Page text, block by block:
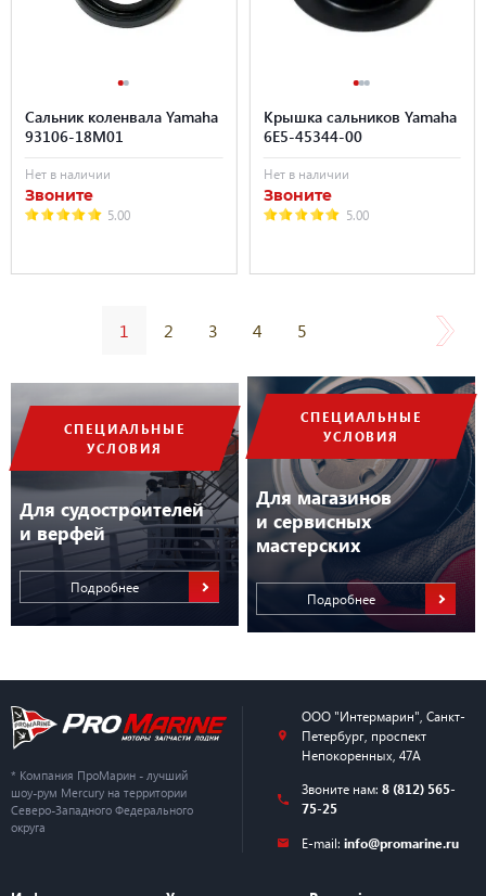
СПЕЦИАЛЬНЫЕ
УСЛОВИЯ
Для судостроителей
и верфей
Подробнее
СПЕЦИАЛЬНЫЕ
УСЛОВИЯ
Для магазинов
и сервисных
мастерских
Подробнее
Сальник коленвала Yamaha
93106-18M01
Нет в наличии
Звоните
5.00
Крышка сальников Yamaha
6E5-45344-00
Нет в наличии
Звоните
5.00
1 2 3 4 5
* Компания ПроМарин - лучший
шоу-рум Mercury на территории
Северо-Западного Федерального
округа
ООО "Интермарин" Санкт-
Петербург, проспект
Непокоренных, 47А
Звоните нам: 8 (812) 565-
75-25
E-mail: info@promarine.ru